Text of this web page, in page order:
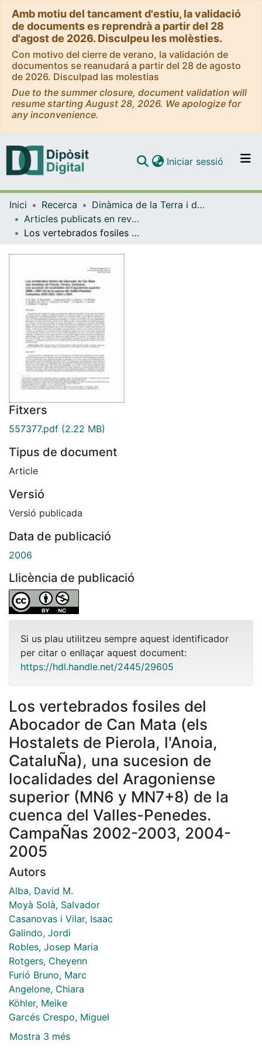
Amb motiu del tancament d'estiu, la validació
de documents es reprendrà a partir del 28
d'agost de 2026. Disculpeu les molèsties.
Con motivo del cierre de verano, la validación de
documentos se reanudará a partir del 28 de agosto
de 2026. Disculpad las molestias
Due to the summer closure, document validation will
resume starting August 28, 2026. We apologize for
any inconvenience.
Navega per tot el DD
Contacte
Iniciar sessió (current)
Inici Recerca
Dinàmica de la Terra i de l'Oceà
Articles publicats en revistes (Dinàmica de la Terra i l'Oceà)
Los vertebrados fosiles del Abocador de Can Mata (els Hostalets de Pierola, l'Anoia, CataluÑa), una sucesion de localidades del Aragoniense superior (MN6 y MN7+8) de la cuenca del Valles-Penedes. CampaÑas 2002-2003, 2004-2005
Fitxers
557377.pdf (2.22 MB)
Tipus de document
Article
Versió
Versió publicada
Data de publicació
2006
Llicència de publicació
Si us plau utilitzeu sempre aquest identificador
per citar o enllaçar aquest document:
https://hdl.handle.net/2445/29605
Los vertebrados fosiles del
Abocador de Can Mata (els
Hostalets de Pierola, l'Anoia,
CataluÑa), una sucesion de
localidades del Aragoniense
superior (MN6 y MN7+8) de la
cuenca del Valles-Penedes.
CampaÑas 2002-2003, 2004-
2005
Autors
Alba, David M.
Moyà Solà, Salvador
Casanovas i Vilar, Isaac
Galindo, Jordi
Robles, Josep Maria
Rotgers, Cheyenn
Furió Bruno, Marc
Angelone, Chiara
Köhler, Meike
Garcés Crespo, Miguel
Mostra 3 més